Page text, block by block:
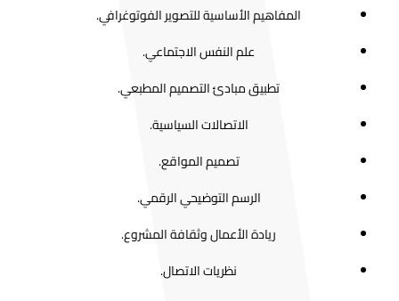
المفاهيم الأساسية للتصوير الفوتوغرافي.
علم النفس الاجتماعي.
تطبيق مبادئ التصميم المطبعي.
الاتصالات السياسية.
تصميم المواقع.
الرسم التوضيحي الرقمي.
ريادة الأعمال وثقافة المشروع.
نظريات الاتصال.